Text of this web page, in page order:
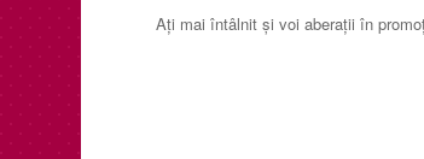
Aţi mai întâlnit şi voi aberaţii în